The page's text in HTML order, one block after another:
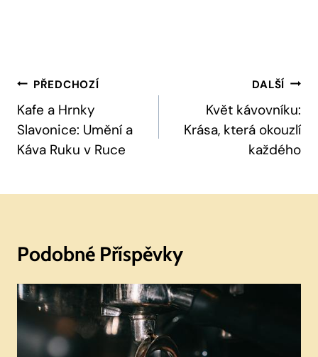
Navigace
Pro
Příspěvek
PŘEDCHOZÍ
Kafe a Hrnky
Slavonice: Umění a
Káva Ruku v Ruce
DALŠÍ
Květ kávovníku:
Krása, která okouzlí
každého
Podobné Příspěvky